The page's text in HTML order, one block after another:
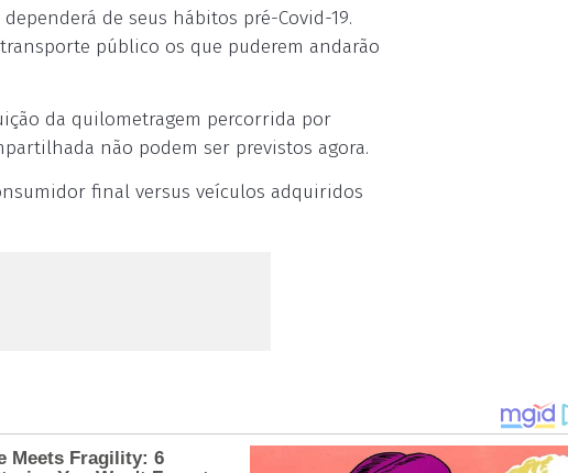
de seus hábitos pré-Covid-19.
público os que puderem andarão
da quilometragem percorrida por
não podem ser previstos agora.
final versus veículos adquiridos